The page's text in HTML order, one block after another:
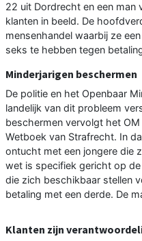
22 uit Dordrecht en een man
klanten in beeld. De
mensenhandel waarbij ze
seks te hebben tegen
Minderjarigen beschermen
De politie en het Openbaar
landelijk van dit probleem
beschermen vervolgt het
Wetboek van Strafrecht. In
ontucht met een jongere die
wet is specifiek gericht op
die zich beschikbaar stellen
betaling met een derde. De
Klanten zijn